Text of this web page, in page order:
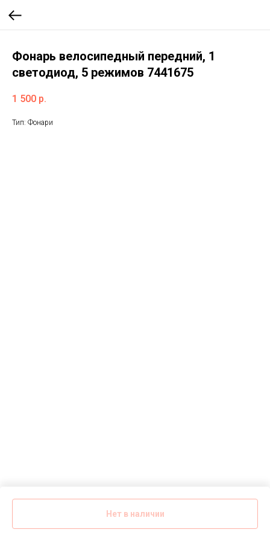
Фонарь велосипедный передний, 1
светодиод, 5 режимов 7441675
1 500 р.
Нет в наличии
Тип: Фонари